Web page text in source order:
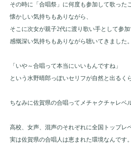
その時に「合唱祭」に何度も参加して歌った
懐かしい気持ちもありながら、
そこに次女が親子2代に渡り歌い手として参加
感慨深い気持ちもありながら聴いてきました。
「いや～合唱って本当にいいもんですね」
という水野晴郎っぽいセリフが自然と出るく
ちなみに佐賀県の合唱ってメチャクチャレベ
高校、女声、混声のそれぞれに全国トップレ
実は佐賀県の合唱人は恵まれた環境なんです。